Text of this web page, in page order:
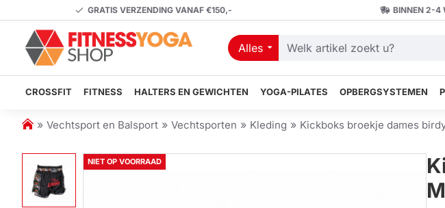
GRATIS VERZENDING VANAF €150,- BINNEN 2-4
Alles
Welk
zoekt
CROSSFIT FITNESS HALTERS EN GEWICHTEN YOGA-PILATES OPBERGSYSTEMEN
h
m
e
Vechtsport en Balsport Vechtsporten Kleding Kickboks broekje dames
NIET OP VOORRAAD